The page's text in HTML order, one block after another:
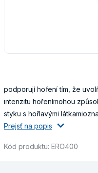
podporují hoření tím, že
intenzitu hořenímohou
styku s hořlavými
Prejsť na popis
Kód produktu: ERO400